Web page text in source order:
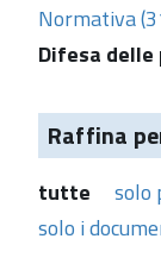
Normativa
Difesa
Raffina
tutte
solo
solo i